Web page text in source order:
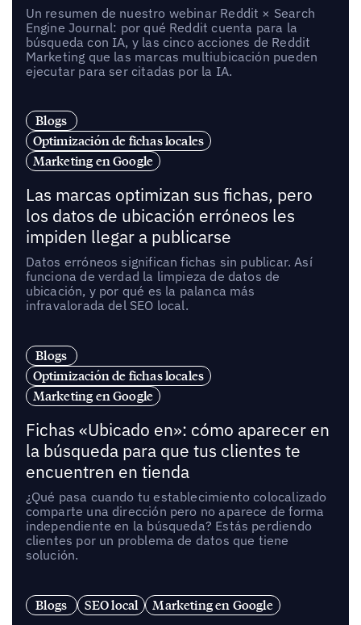
Un resumen de nuestro webinar Reddit × Search
Engine Journal: por qué Reddit cuenta para la
búsqueda con IA, y las cinco acciones de Reddit
Marketing que las marcas multiubicación pueden
ejecutar para ser citadas por la IA.
Blogs
Optimización de fichas locales
Marketing en Google
Las marcas optimizan sus fichas, pero
los datos de ubicación erróneos les
impiden llegar a publicarse
Datos erróneos significan fichas sin publicar. Así
funciona de verdad la limpieza de datos de
ubicación, y por qué es la palanca más
infravalorada del SEO local.
Blogs
Optimización de fichas locales
Marketing en Google
Fichas «Ubicado en»: cómo aparecer en
la búsqueda para que tus clientes te
encuentren en tienda
¿Qué pasa cuando tu establecimiento colocalizado
comparte una dirección pero no aparece de forma
independiente en la búsqueda? Estás perdiendo
clientes por un problema de datos que tiene
solución.
Blogs SEO local Marketing en Google